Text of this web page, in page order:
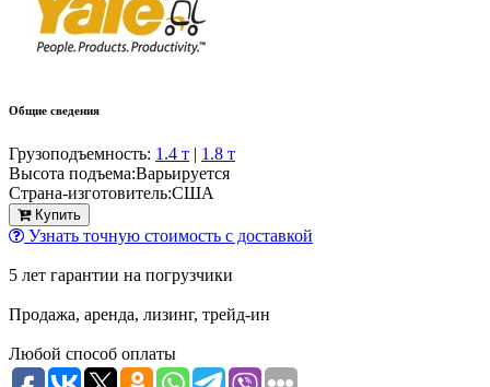
Общие сведения
Грузоподъемность: 1.4 т | 1.8 т
Высота подъема:Варьируется
Страна-изготовитель:США
Купить
Узнать точную стоимость с доставкой
5 лет гарантии на погрузчики
Продажа, аренда, лизинг, трейд-ин
Любой способ оплаты